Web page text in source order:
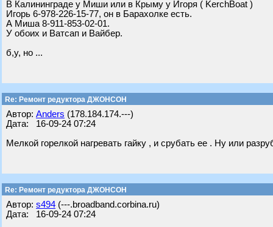
В Калининграде у Миши или в Крыму у Игоря ( KerchBoat )
Игорь 6-978-226-15-77, он в Барахолке есть.
А Миша 8-911-853-02-01.
У обоих и Ватсап и Вайбер.
б,у, но ...
Re: Ремонт редуктора ДЖОНСОН
Автор: Anders (178.184.174.---)
Дата: 16-09-24 07:24
Мелкой горелкой нагревать гайку , и срубать ее . Ну или
Re: Ремонт редуктора ДЖОНСОН
Автор: s494 (---.broadband.corbina.ru)
Дата: 16-09-24 07:24